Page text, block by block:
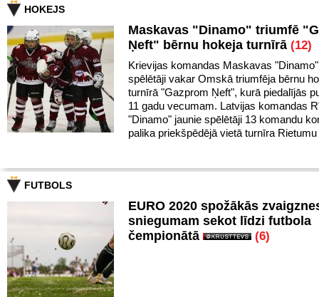
HOKEJS
Maskavas "Dinamo" triumfē
Ņeft" bērnu hokeja turnīrā (12)
Krievijas komandas Maskavas
spēlētāji vakar Omskā triumfēja bērnu
turnīrā "Gazprom Ņeft", kurā piedalījās
11 gadu vecumam. Latvijas komandas
"Dinamo" jaunie spēlētāji 13 komandu
palika priekšpēdējā vietā turnīra
FUTBOLS
EURO 2020 spožākās
sniegumam sekot līdzi futbola
čempionātā
(6)